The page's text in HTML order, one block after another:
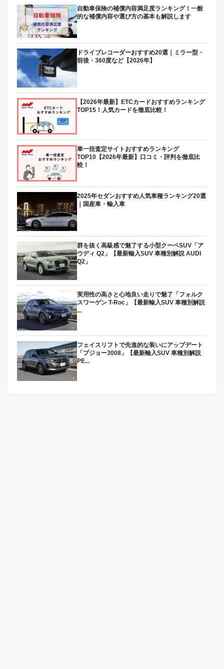
自動車保険の補償内容満足度ランキング！一般
的な補償内容や選び方の基本も解説します
ドライブレコーダーおすすめ20選｜ミラー型・
前後・360度など【2026年】
【2026年最新】ETCカードおすすめランキング
TOP15！人気カードを徹底比較！
車一括査定サイトおすすめランキング
TOP10【2026年最新】口コミ・評判を徹底比
較！
2025年セダンおすすめ人気車種ランキング20選
｜国産車・輸入車
群を抜く高級感で魅了する小型クーペSUV「ア
ウディ Q2」【最新輸入SUV 車種別解説 AUDI
Q2」
実用性の高さと心地良い走りで魅了「フォルク
スワーゲン T-Roc」【最新輸入SUV 車種別解説
...
フェイスリフトで先進的な装いにアップデート
「プジョー3008」【最新輸入SUV 車種別解説
PE...